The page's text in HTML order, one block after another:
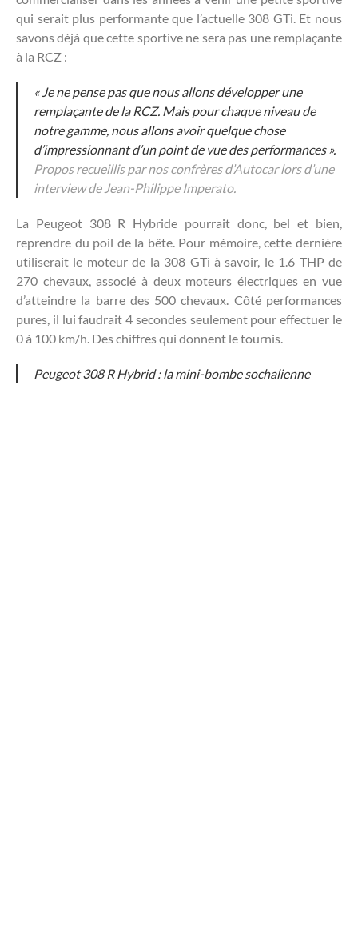
qui serait plus performante que l’actuelle 308 GTi. Et nous
savons déjà que cette sportive ne sera pas une remplaçante
à la RCZ :
« Je ne pense pas que nous allons développer une
remplaçante de la RCZ. Mais pour chaque niveau de
notre gamme, nous allons avoir quelque chose
d’impressionnant d’un point de vue des performances ».
Propos recueillis par nos confrères d’Autocar lors d’une
interview de Jean-Philippe Imperato.
La Peugeot 308 R Hybride pourrait donc, bel et bien,
reprendre du poil de la bête. Pour mémoire, cette dernière
utiliserait le moteur de la 308 GTi à savoir, le 1.6 THP de
270 chevaux, associé à deux moteurs électriques en vue
d’atteindre la barre des 500 chevaux. Côté performances
pures, il lui faudrait 4 secondes seulement pour effectuer le
0 à 100 km/h. Des chiffres qui donnent le tournis.
Peugeot 308 R Hybrid : la mini-bombe sochalienne